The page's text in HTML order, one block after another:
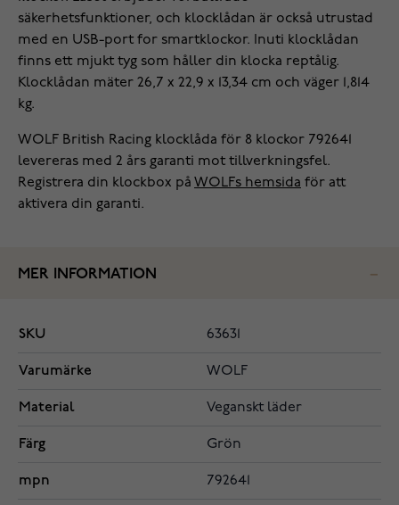
säkerhetsfunktioner, och klocklådan är också utrustad
med en USB-port for smartklockor. Inuti klocklådan
finns ett mjukt tyg som håller din klocka reptålig.
Klocklådan mäter 26,7 x 22,9 x 13,34 cm och väger 1,814
kg.
WOLF British Racing klocklåda för 8 klockor 792641
levereras med 2 års garanti mot tillverkningsfel.
Registrera din klockbox på WOLFs hemsida för att
aktivera din garanti.
MER INFORMATION
SKU 63631
Varumärke WOLF
Material Veganskt läder
Färg Grön
mpn 792641